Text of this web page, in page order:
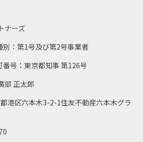
ナーズ
：第1号及び第2号事業者
号：東京都知事 第126号
部 正太郎
港区六本木3-2-1住友不動産六本木グラ